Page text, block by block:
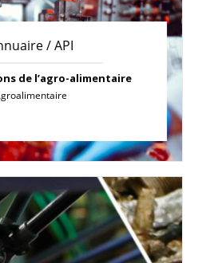
/ API
de l’agro-alimentaire